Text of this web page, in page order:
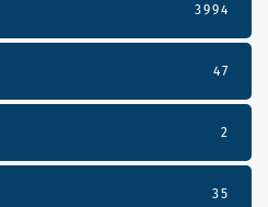
3994
47
2
35